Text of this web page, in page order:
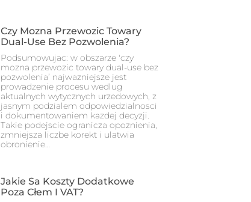
Czy Mozna Przewozic Towary
Dual-Use Bez Pozwolenia?
Podsumowujac: w obszarze 'czy
mozna przewozic towary dual-use bez
pozwolenia’ najwazniejsze jest
prowadzenie procesu wedlug
aktualnych wytycznych urzedowych, z
jasnym podzialem odpowiedzialnosci
i dokumentowaniem kazdej decyzji.
Takie podejscie ogranicza opoznienia,
zmniejsza liczbe korekt i ulatwia
obronienie…
Jakie Sa Koszty Dodatkowe
Poza Cłem I VAT?